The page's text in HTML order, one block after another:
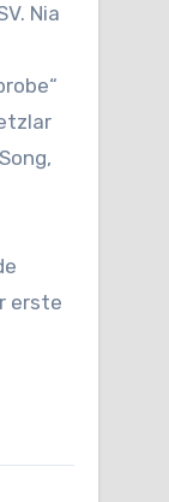
Nia
erste